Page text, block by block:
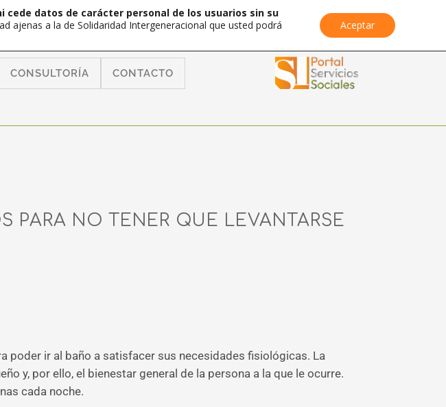
CONSULTORÍA CONTACTO
PARA NO TENER QUE LEVANTARSE
poder ir al baño a satisfacer sus necesidades fisiológicas. La
y, por ello, el bienestar general de la persona a la que le ocurre.
cada noche.
datos de carácter personal de los usuarios sin su
ajenas a la de Solidaridad Intergeneracional que usted podrá
Aceptar